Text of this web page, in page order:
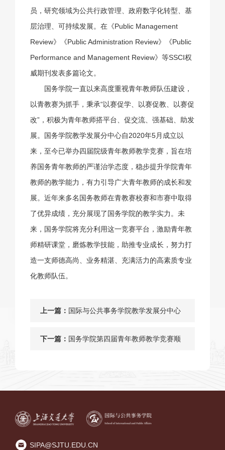
员，研究领域为公共行政管理、政府数字化转型、基
层治理、可持续发展。在《Public Management
Review》《Public Administration Review》《Public
Performance and Management Review》等SSCI权
威期刊发表多篇论文。
国务学院一直以来高度重视青年教师队伍建设，
以青教赛为抓手，秉承“以赛促学、以赛促教、以赛促
改”，积极为青年教师搭平台、促交流、强基础、助发
展。国务学院教学发展分中心自2020年5月成立以
来，至今已举办四届院级青年教师教学竞赛，旨在培
养国务青年教师的严谨治学态度，稳步提升学院青年
教师的教学能力，有力引导广大青年教师的成长和发
展。近年来多名国务教师在青教赛校赛和市赛中取得
了优异成绩，充分展现了国务学院的教学实力。未
来，国务学院将充分利用这一竞赛平台，激励青年教
师精研课堂，磨炼教学技能，助推专业成长，努力打
造一支师德高尚、业务精湛、充满活力的高素质专业
化教师队伍。
上一篇： 国际与公共事务学院教学发展分中心
开展2024年教学发展沙龙活动第一期
下一篇： 国务学院第四届青年教师教学竞赛顺
SIPA@SJTU.EDU.CN